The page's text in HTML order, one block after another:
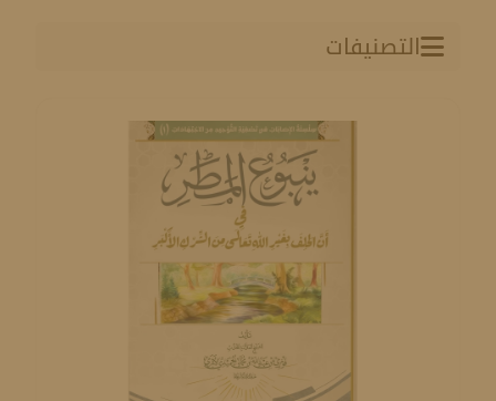
التصنيفات